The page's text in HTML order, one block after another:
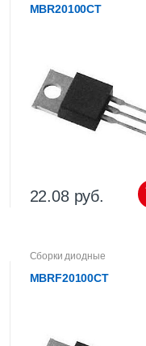
MBR20100CT
22.08 руб.
Сборки диодные
MBRF20100CT